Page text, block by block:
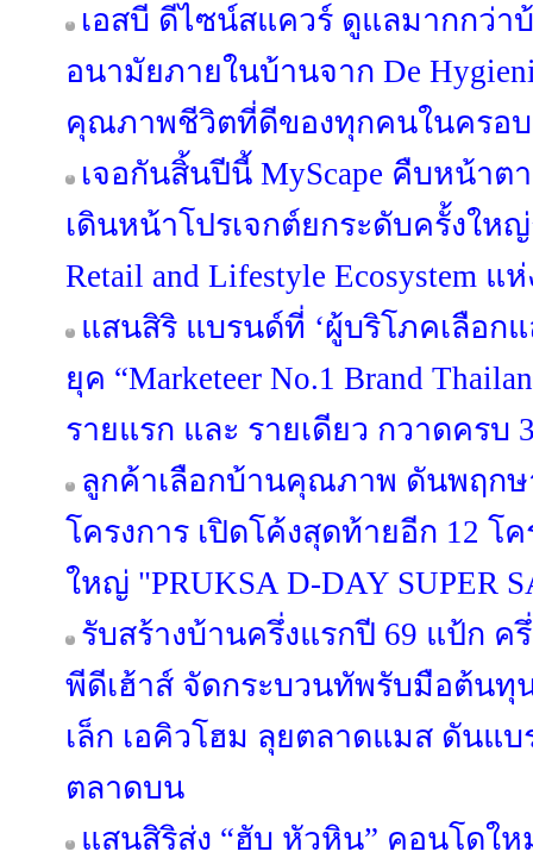
เอสบี ดีไซน์สแควร์ ดูแลมากกว่า
อนามัยภายในบ้านจาก De
คุณภาพชีวิตที่ดีของทุกคนในครอ
เจอกันสิ้นปีนี้ MyScape คืบหน้า
เดินหน้าโปรเจกต์ยกระดับครั้งให
Retail and Lifestyle Ecosystem
แสนสิริ แบรนด์ที่ ‘ผู้บริโภคเลือกแ
ยุค “Marketeer No.1 Brand
รายแรก และ รายเดียว กวาดครบ
ลูกค้าเลือกบ้านคุณภาพ ดันพฤกษ
โครงการ เปิดโค้งสุดท้ายอีก 12 โ
ใหญ่ "PRUKSA D-DAY SUPER
รับสร้างบ้านครึ่งแรกปี 69 แป้ก
พีดีเฮ้าส์ จัดกระบวนทัพรับมือต้นทุ
เล็ก เอคิวโฮม ลุยตลาดแมส ดันแ
ตลาดบน
แสนสิริส่ง “ฮับ หัวหิน” คอนโดให